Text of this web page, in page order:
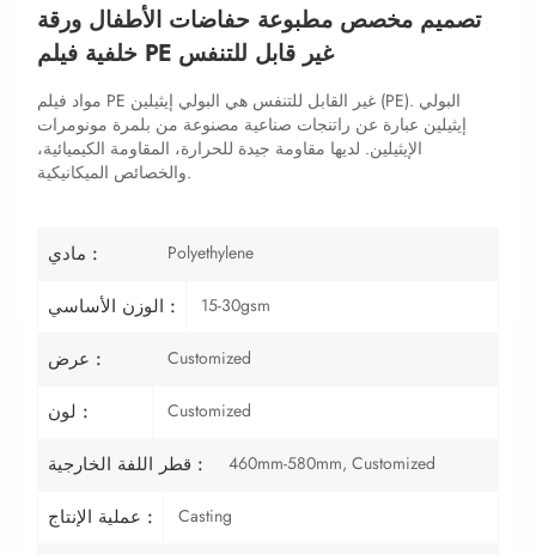
تصميم مخصص مطبوعة حفاضات الأطفال ورقة
خلفية فيلم PE غير قابل للتنفس
مواد فيلم PE غير القابل للتنفس هي البولي إيثيلين (PE). البولي
إيثيلين عبارة عن راتنجات صناعية مصنوعة من بلمرة مونومرات
الإيثيلين. لديها مقاومة جيدة للحرارة، المقاومة الكيميائية،
والخصائص الميكانيكية.
مادي : Polyethylene
الوزن الأساسي : 15-30gsm
عرض : Customized
لون : Customized
قطر اللفة الخارجية : 460mm-580mm, Customized
عملية الإنتاج : Casting